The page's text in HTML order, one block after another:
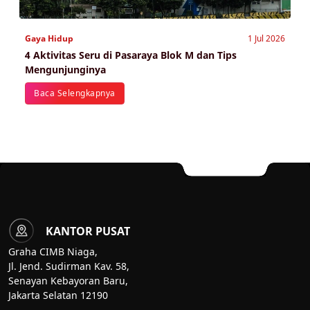
Gaya Hidup 1 Jul 2026
4 Aktivitas Seru di Pasaraya Blok M dan Tips
Mengunjunginya
Baca Selengkapnya
KANTOR PUSAT
Graha CIMB Niaga,
Jl. Jend. Sudirman Kav. 58,
Senayan Kebayoran Baru,
Jakarta Selatan 12190